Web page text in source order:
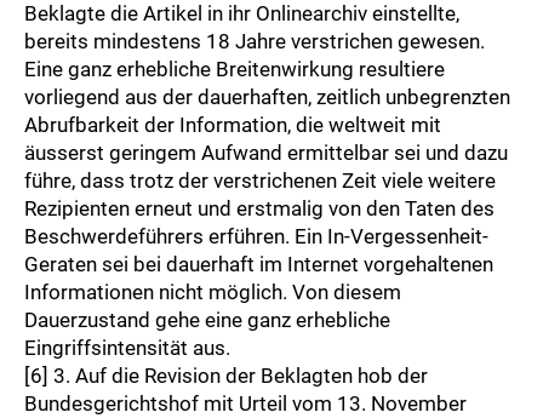
Beklagte die Artikel in ihr Onlinearchiv einstellte,
bereits mindestens 18 Jahre verstrichen gewesen.
Eine ganz erhebliche Breitenwirkung resultiere
vorliegend aus der dauerhaften, zeitlich unbegrenzten
Abrufbarkeit der Information, die weltweit mit
äusserst geringem Aufwand ermittelbar sei und dazu
führe, dass trotz der verstrichenen Zeit viele weitere
Rezipienten erneut und erstmalig von den Taten des
Beschwerdeführers erführen. Ein In-Vergessenheit-
Geraten sei bei dauerhaft im Internet vorgehaltenen
Informationen nicht möglich. Von diesem
Dauerzustand gehe eine ganz erhebliche
Eingriffsintensität aus.
[6] 3. Auf die Revision der Beklagten hob der
Bundesgerichtshof mit Urteil vom 13. November